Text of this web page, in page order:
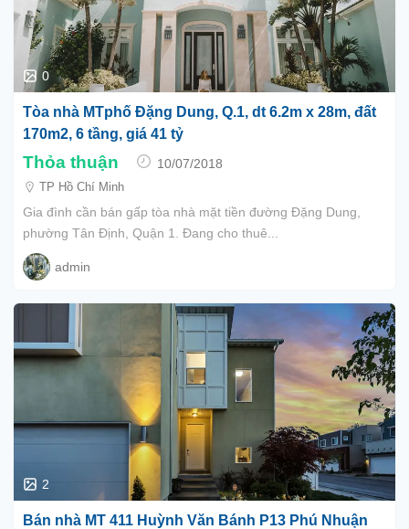
0
Tòa nhà MTphố Đặng Dung, Q.1, dt 6.2m x 28m, đất
170m2, 6 tầng, giá 41 tỷ
Thỏa thuận
10/07/2018
TP Hồ Chí Minh
Gia đình cần bán gấp tòa nhà mặt tiền đường Đặng Dung,
phường Tân Định, Quận 1. Đang cho thuê...
admin
2
Bán nhà MT 411 Huỳnh Văn Bánh P13 Phú Nhuận